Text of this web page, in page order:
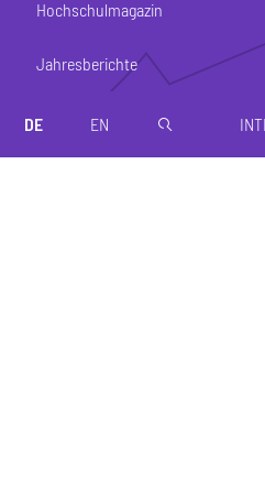
Hochschulmagazin
Jahresberichte
DE EN magnifier